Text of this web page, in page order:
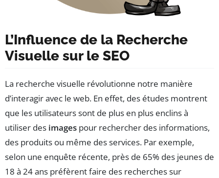
L’Influence de la Recherche
Visuelle sur le SEO
La recherche visuelle révolutionne notre manière
d’interagir avec le web. En effet, des études montrent
que les utilisateurs sont de plus en plus enclins à
utiliser des images pour rechercher des informations,
des produits ou même des services. Par exemple,
selon une enquête récente, près de 65% des jeunes de
18 à 24 ans préfèrent faire des recherches sur